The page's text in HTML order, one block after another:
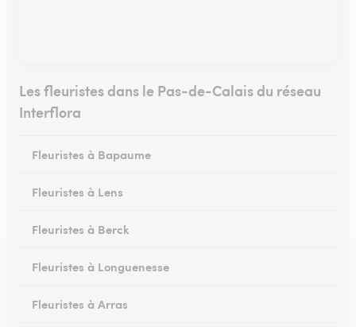
Les fleuristes dans le Pas-de-Calais du réseau
Interflora
Fleuristes à Bapaume
Fleuristes à Lens
Fleuristes à Berck
Fleuristes à Longuenesse
Fleuristes à Arras